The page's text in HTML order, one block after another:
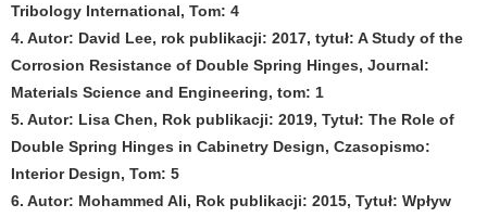
Tribology International, Tom: 4
4. Autor: David Lee, rok publikacji: 2017, tytuł: A Study of the
Corrosion Resistance of Double Spring Hinges, Journal:
Materials Science and Engineering, tom: 1
5. Autor: Lisa Chen, Rok publikacji: 2019, Tytuł: The Role of
Double Spring Hinges in Cabinetry Design, Czasopismo:
Interior Design, Tom: 5
6. Autor: Mohammed Ali, Rok publikacji: 2015, Tytuł: Wpływ